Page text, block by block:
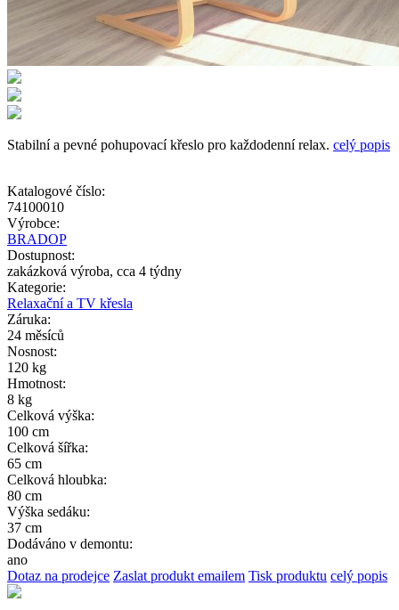
Stabilní a pevné pohupovací křeslo pro každodenní relax. celý popis
Katalogové číslo:
74100010
Výrobce:
BRADOP
Dostupnost:
zakázková výroba, cca 4 týdny
Kategorie:
Relaxační a TV křesla
Záruka:
24 měsíců
Nosnost:
120 kg
Hmotnost:
8 kg
Celková výška:
100 cm
Celková šířka:
65 cm
Celková hloubka:
80 cm
Výška sedáku:
37 cm
Dodáváno v demontu:
ano
Dotaz na prodejce Zaslat produkt emailem Tisk produktu celý popis